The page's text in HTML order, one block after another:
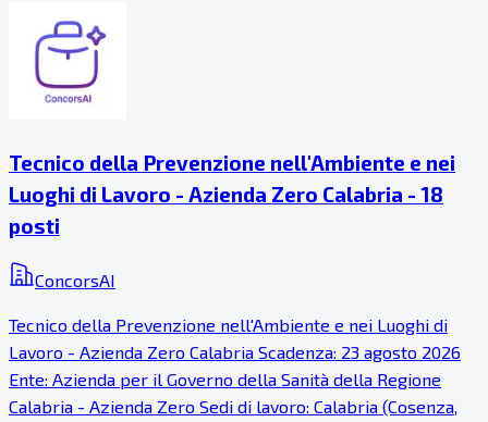
Tecnico della Prevenzione nell'Ambiente e nei
Luoghi di Lavoro - Azienda Zero Calabria - 18
posti
ConcorsAI
Tecnico della Prevenzione nell'Ambiente e nei Luoghi di
Lavoro - Azienda Zero Calabria Scadenza: 23 agosto 2026
Ente: Azienda per il Governo della Sanità della Regione
Calabria - Azienda Zero Sedi di lavoro: Calabria (Cosenza,